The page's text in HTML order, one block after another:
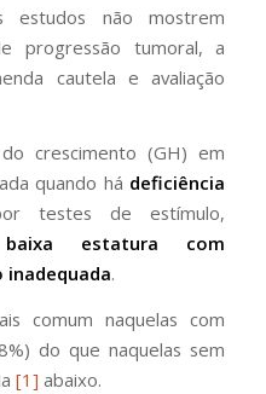
estudos não mostrem
progressão tumoral, a
cautela e avaliação
crescimento (GH) em
quando há deficiência
testes de estímulo,
baixa estatura com
.
comum naquelas com
do que naquelas sem
[1] abaixo.